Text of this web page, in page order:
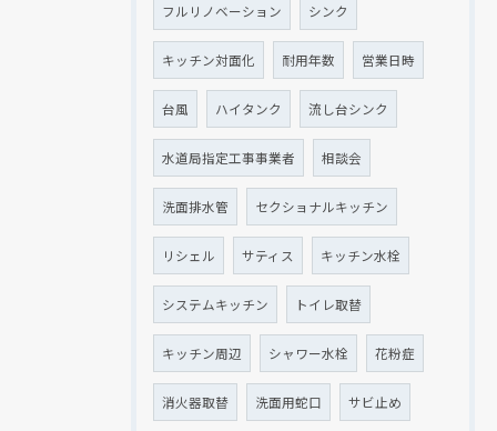
フルリノベーション シンク
キッチン対面化 耐用年数 営業日時
台風 ハイタンク 流し台シンク
水道局指定工事事業者 相談会
洗面排水管 セクショナルキッチン
リシェル サティス キッチン水栓
システムキッチン トイレ取替
キッチン周辺 シャワー水栓 花粉症
消火器取替 洗面用蛇口 サビ止め